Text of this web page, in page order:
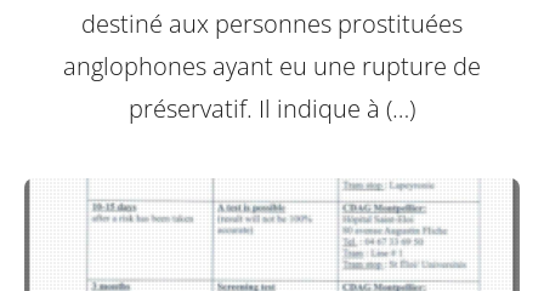
destiné aux personnes prostituées
anglophones ayant eu une rupture de
préservatif. Il indique à (…)